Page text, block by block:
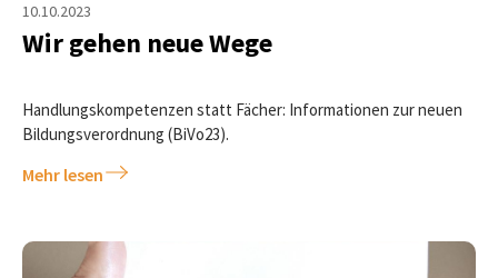
10.10.2023
Wir gehen neue Wege
Handlungskompetenzen statt Fächer: Informationen zur neuen
Bildungsverordnung (BiVo23).
Mehr lesen